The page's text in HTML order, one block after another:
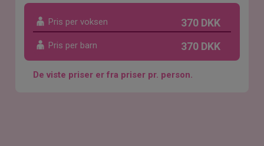
Pris per voksen 370 DKK
Pris per barn 370 DKK
De viste priser er fra priser pr. person.